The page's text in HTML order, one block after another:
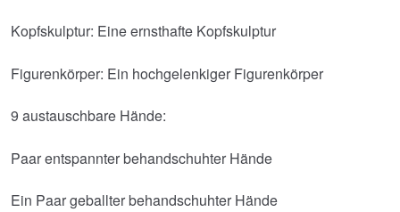
Kopfskulptur: Eine ernsthafte Kopfskulptur
Figurenkörper: Ein hochgelenkiger Figurenkörper
9 austauschbare Hände:
Paar entspannter behandschuhter Hände
Ein Paar geballter behandschuhter Hände